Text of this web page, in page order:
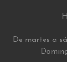
De martes a